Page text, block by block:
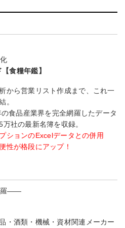
食糧年鑑】
から営業リスト作成まで、これ一
。
食品産業界を完全網羅したデータ
万社の最新名簿を収録。
ションのExcelデータとの併用
性が格段にアップ！
羅――
・酒類・機械・資材関連メーカー